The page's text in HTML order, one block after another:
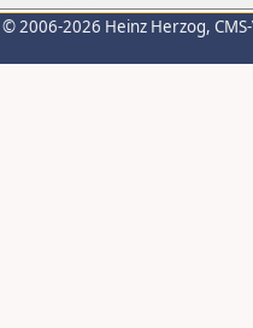
© 2006-2026 Heinz Herzog,